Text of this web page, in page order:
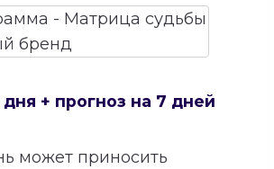
дня + прогноз на 7 дней
может приносить